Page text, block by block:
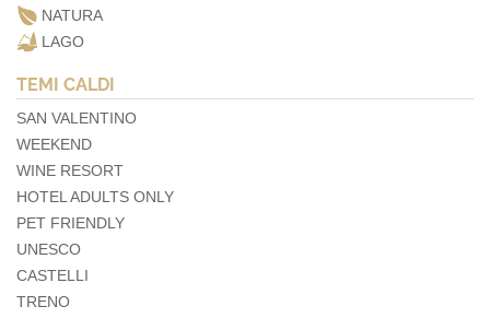
NATURA
LAGO
TEMI CALDI
SAN VALENTINO
WEEKEND
WINE RESORT
HOTEL ADULTS ONLY
PET FRIENDLY
UNESCO
CASTELLI
TRENO